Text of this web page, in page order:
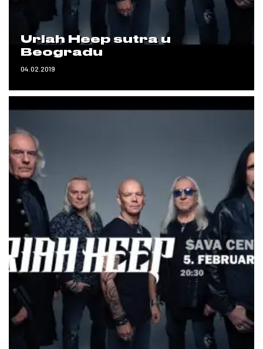
Uriah Heep sutra u
Beogradu
04.02.2019